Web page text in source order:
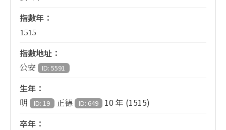
指數年：
1515
指數地址：
公安 ID: 5591
生年：
明 ID: 19 正德 ID: 649
10 年 (1515)
卒年：